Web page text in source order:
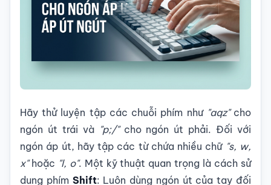
Hãy thử luyện tập các chuỗi phím như "aqz"cho
ngón út trái và "p;/"cho ngón út phải. Đối với
ngón áp út, hãy tập các từ chứa nhiều chữ "s, w,
x"hoặc "l, o". Một kỹ thuật quan trọng là cách sử
dụng phím Shift: Luôn dùng ngón út của tay đối